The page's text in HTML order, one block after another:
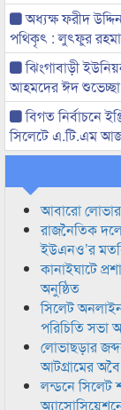
অধ্যক্ষ ফরীদ
পথিকৃৎ : লুৎফুর
ঝিংগাবাড়ী
আহমদের ঈদ শুভেচ্ছা
বিগত নির্বাচনে
সিলেটে এ.টি.এম
আবারো লোভার
রাজনৈতিক
ইউএনও’র
কানাইঘাটে
অনুষ্ঠিত
সিলেট
পরিচিতি সভা
লোভাছড়ার
আটগ্রামের
লন্ডনে সিলেট